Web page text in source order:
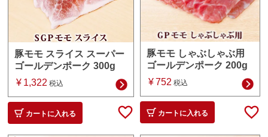
豚モモ スライス スーパー
ゴールデンポーク 300g
¥ 1,322 税込
カートに入れる
豚モモ しゃぶしゃぶ用
ゴールデンポーク 200g
¥752 税込
カートに入れる